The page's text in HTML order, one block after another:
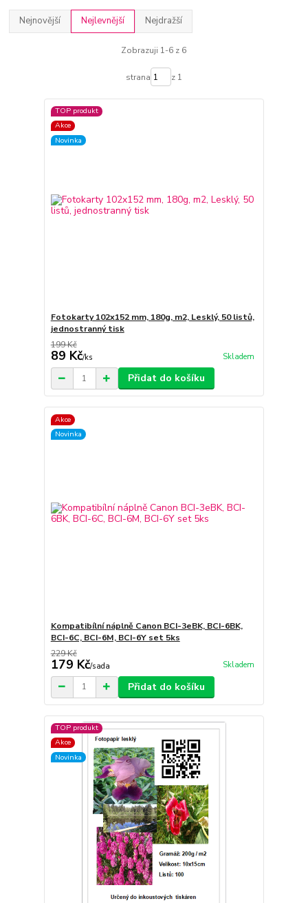
Nejnovější Nejlevnější Nejdražší
Zobrazuji 1-6 z 6
strana z 1
TOP produkt
Akce
Novinka
Fotokarty 102x152 mm, 180g, m2, Lesklý, 50 listů,
jednostranný tisk
199 Kč
89 Kč/ks Skladem
Přidat do košíku
Akce
Novinka
Kompatibílní náplně Canon BCI-3eBK, BCI-6BK,
BCI-6C, BCI-6M, BCI-6Y set 5ks
229 Kč
179 Kč/sada Skladem
Přidat do košíku
TOP produkt
Akce
Novinka